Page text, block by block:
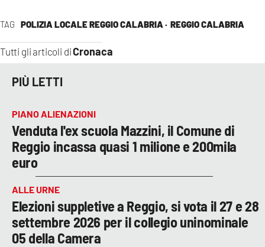
TAG POLIZIA LOCALE REGGIO CALABRIA · REGGIO CALABRIA
Tutti gli articoli diCronaca
PIÙ LETTI
PIANO ALIENAZIONI
Venduta l'ex scuola Mazzini, il Comune di
Reggio incassa quasi 1 milione e 200mila
euro
ALLE URNE
Elezioni suppletive a Reggio, si vota il 27 e 28
settembre 2026 per il collegio uninominale
05 della Camera